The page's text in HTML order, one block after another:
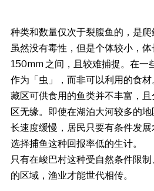
种类和数量仅次于裂腹鱼的，是爬
虽然没有毒性，但是个体较小，
150mm 之间，且较难捕捉。在一
作为「虫」，而非可以利用的食材
藏区可供食用的鱼类并不丰富，
区无缘。即使在湖泊大河较多的
长速度缓慢，居民只要有条件发
选择捕鱼这种回报率低的生计。
只有在峻巴村这种受自然条件限
的区域，渔业才能世代相传。